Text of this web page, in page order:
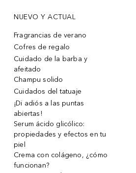
NUEVO Y ACTUAL
Fragrancias de verano
Cofres de regalo
Cuidado de la barba y
afeitado
Champu solido
Cuidados del tatuaje
¡Di adiós a las puntas
abiertas!
Serum ácido glicólico:
propiedades y efectos en tu
piel
Crema con colágeno, ¿cómo
funcionan?